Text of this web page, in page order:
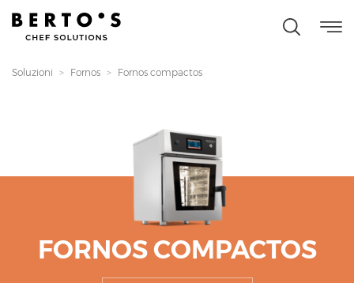
Soluzioni Fornos Fornos compactos
FORNOS COMPACTOS